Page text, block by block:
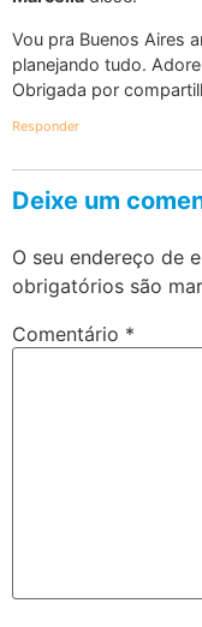
Vou pra Buenos Aires
planejando tudo.
Obrigada por
Responder
Deixe um
O seu endereço de
obrigatórios são
Comentário *